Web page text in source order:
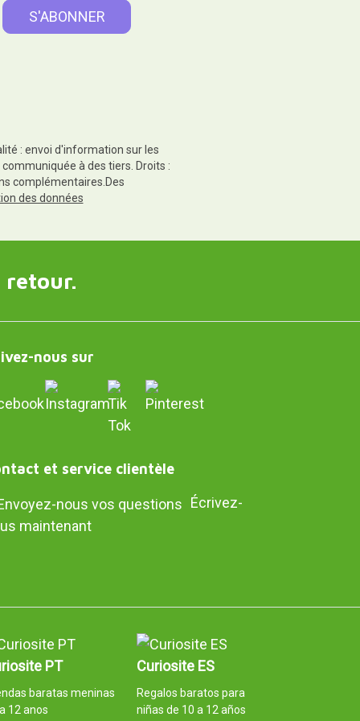
: envoi d'information sur les
à des tiers. Droits :
complémentaires.Des
des données
retour.
nous sur
et service clientèle
Écrivez-
maintenant
PT
baratas meninas
12 anos
Curiosite ES
Regalos baratos para
niñas de 10 a 12 años